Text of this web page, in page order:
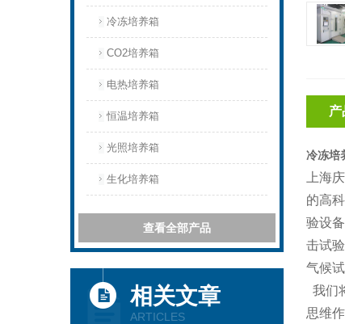
冷冻培养箱
CO2培养箱
电热培养箱
恒温培养箱
光照培养箱
生化培养箱
查看全部产品
相关文章
ARTICLES
产
冷冻培
上海
的高
验设
击试
气候
我们
思维